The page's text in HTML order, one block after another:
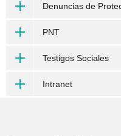
Denuncias de
PNT
Testigos Sociales
Intranet